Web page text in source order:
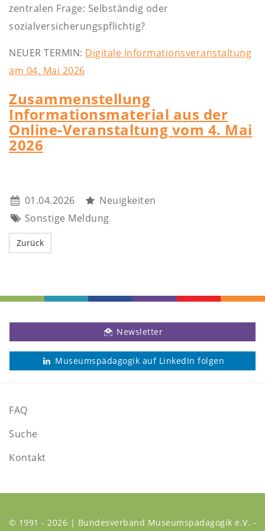
zentralen Frage: Selbständig oder
sozialversicherungspflichtig?
NEUER TERMIN: Digitale Informationsveranstaltung
am 04. Mai 2026
Zusammenstellung
Informationsmaterial aus der
Online-Veranstaltung vom 4. Mai
2026
01.04.2026
Neuigkeiten
Sonstige Meldung
Newsletter
Museumspädagogik auf LinkedIn folgen
FAQ
Suche
Kontakt
© 1991 - 2026 | Bundesverband Museumspädagogik e.V. -